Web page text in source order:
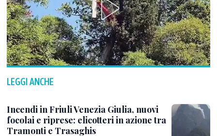
LEGGI ANCHE
Incendi in Friuli Venezia Giulia, nuovi
focolai e riprese: elicotteri in azione tra
Tramonti e Trasaghis